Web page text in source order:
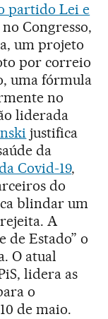
partido Lei e
Congresso,
um projeto
por correio
uma fórmula
no
liderada
justifica
da
Covid-19,
do
blindar um
A
de Estado” o
O atual
lidera as
o
de maio.